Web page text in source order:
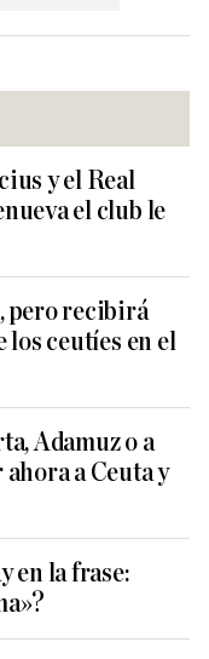
y el Real
el club le
pero recibirá
los ceutíes en el
Adamuz o a
a Ceuta y
en la frase: